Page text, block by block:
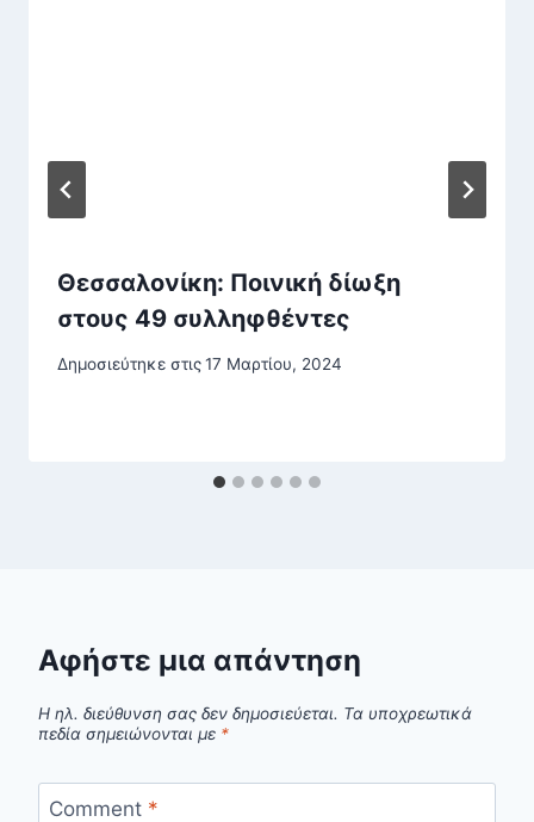
Θεσσαλονίκη: Ποινική δίωξη
στους 49 συλληφθέντες
Δημοσιεύτηκε στις17 Μαρτίου, 2024
Αφήστε μια απάντηση
Η ηλ. διεύθυνση σας δεν δημοσιεύεται. Τα υποχρεωτικά
πεδία σημειώνονται με *
Comment *